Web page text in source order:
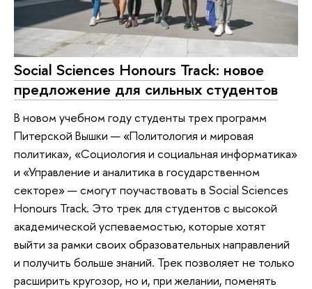
Social Sciences Honours Track: новое
предложение для сильных студентов
В новом учебном году студенты трех программ
Питерской Вышки — «Политология и мировая
политика», «Социология и социальная информатика»
и «Управление и аналитика в государственном
секторе» — смогут поучаствовать в Social Sciences
Honours Track. Это трек для студентов с высокой
академической успеваемостью, которые хотят
выйти за рамки своих образовательных направлений
и получить больше знаний. Трек позволяет не только
расширить кругозор, но и, при желании, поменять